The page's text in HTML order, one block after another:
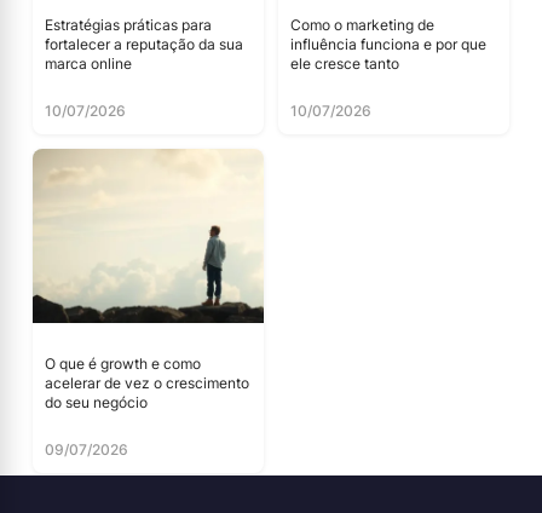
Estratégias práticas para
fortalecer a reputação da sua
marca online
10/07/2026
Como o marketing de
influência funciona e por que
ele cresce tanto
10/07/2026
O que é growth e como
acelerar de vez o crescimento
do seu negócio
09/07/2026